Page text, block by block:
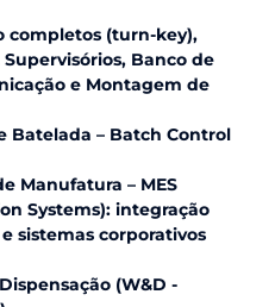
completos (turn-key),
Banco de
e Montagem de
Batelada – Batch Control
Manufatura – MES
Systems): integração
sistemas corporativos
(W&D -